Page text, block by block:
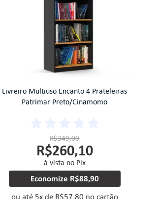
Livreiro Multiuso Encanto 4 Prateleiras
Patrimar Preto/Cinamomo
R$349,00
R$260,10
à vista no Pix
Economize R$88,90
ou até 5xde R$57,80 no cartão